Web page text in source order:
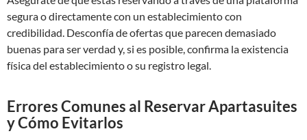
segura o directamente con un establecimiento con
credibilidad. Desconfía de ofertas que parecen demasiado
buenas para ser verdad y, si es posible, confirma la existencia
física del establecimiento o su registro legal.
Errores Comunes al Reservar Apartasuites
y Cómo Evitarlos